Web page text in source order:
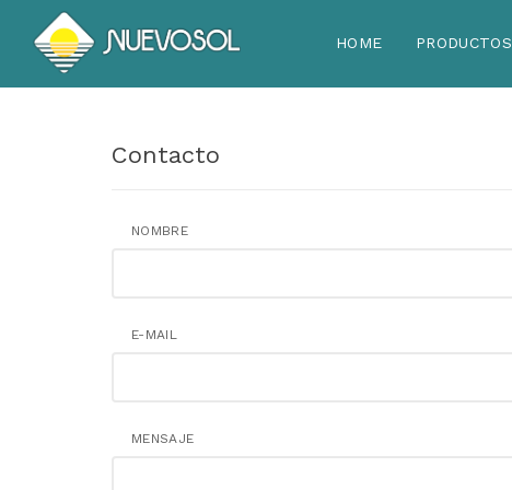
HOME PRODUCTOS
Contacto
NOMBRE
E-MAIL
MENSAJE